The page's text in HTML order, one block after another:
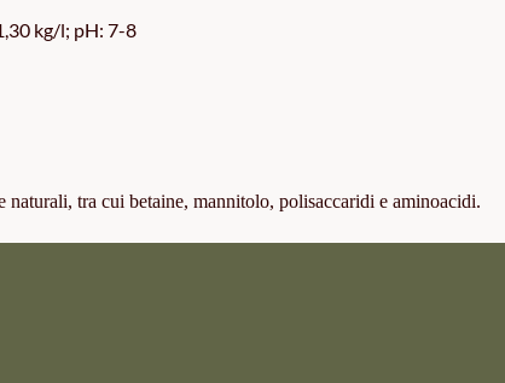
kg/l; pH: 7-8
tra cui betaine, mannitolo, polisaccaridi e aminoacidi.